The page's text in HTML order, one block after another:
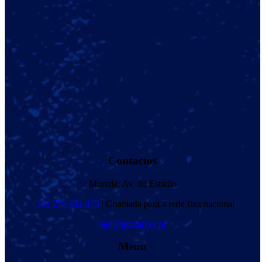
Contactos
Morada: Av. do Estádio
+351 276 011 475| Chamada para a rede fixa nacional
sad@gdchaves.pt
Menu